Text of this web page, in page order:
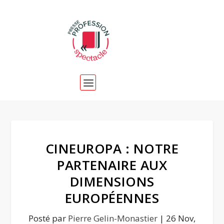
CINEUROPA : NOTRE
PARTENAIRE AUX
DIMENSIONS
EUROPÉENNES
Posté par Pierre Gelin-Monastier | 26 Nov,